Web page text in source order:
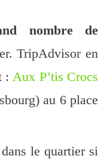
nombre de
TripAdvisor en
: Aux P’tis Crocs
au 6 place
le quartier si